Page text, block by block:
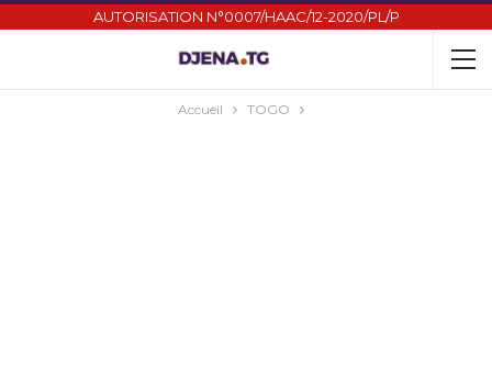
AUTORISATION N°0007/HAAC/12-2020/PL/P
Accueil TOGO